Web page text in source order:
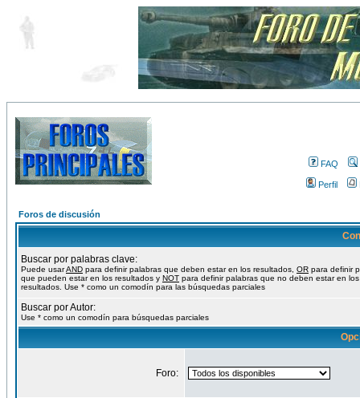
FAQ
Perfil
Foros de discusión
Buscar por palabras clave:
Puede usarAND para definir palabras que deben estar en los resultados, OR para definir
que pueden estar en los resultados y NOT para definir palabras que no deben estar en los
resultados. Use * como un comodín para las búsquedas parciales
Buscar por Autor:
Use * como un comodín para búsquedas parciales
Foro: